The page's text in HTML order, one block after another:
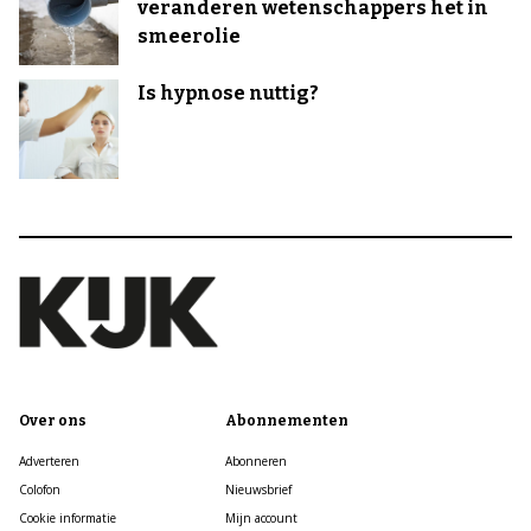
veranderen wetenschappers het in
smeerolie
Is hypnose nuttig?
Over ons
Adverteren
Colofon
Cookie informatie
Abonnementen
Abonneren
Nieuwsbrief
Mijn account